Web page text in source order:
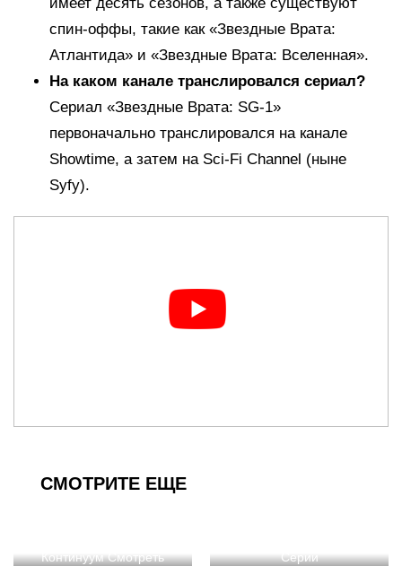
спин-оффы, такие как «Звездные Врата:
Атлантида» и «Звездные Врата: Вселенная».
На каком канале транслировался сериал?
Сериал «Звездные Врата: SG-1»
первоначально транслировался на канале
Showtime, а затем на Sci-Fi Channel (ныне
Syfy).
СМОТРИТЕ ЕЩЕ
Континуум Смотреть
Серии